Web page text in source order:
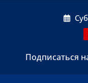
Подписаться